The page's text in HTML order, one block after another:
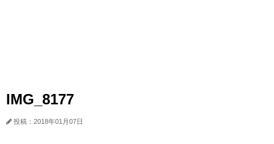
IMG_8177
投稿：2018年01月07日